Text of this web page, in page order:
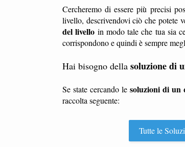
Cercheremo di essere più precisi
livello, descrivendovi ciò che potete
del livello in modo tale che tua sia
corrispondono e quindi è sempre
Hai bisogno della soluzione di
Se state cercando le soluzioni di un
raccolta seguente:
Tutte le